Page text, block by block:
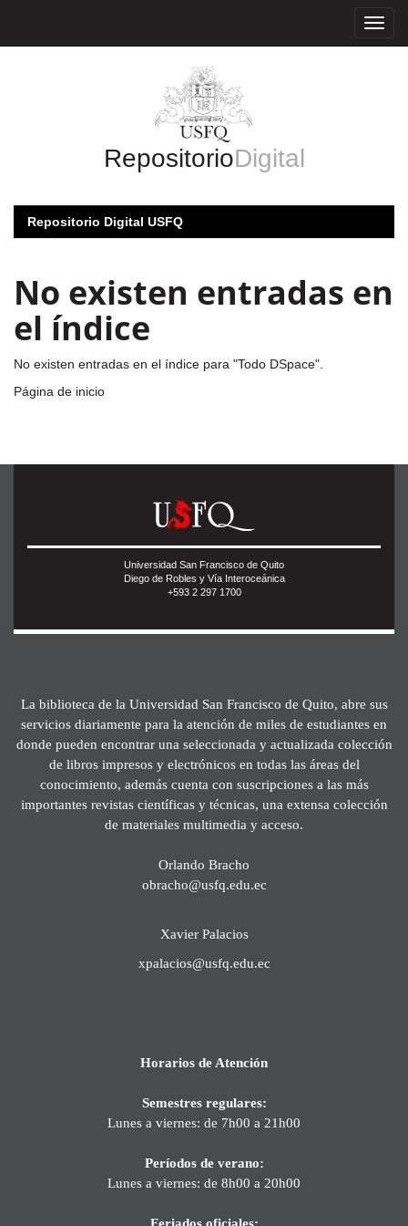
RepositorioDigital
Repositorio Digital USFQ
No existen entradas en
el índice
No existen entradas en el índice para "Todo DSpace".
Página de inicio
Universidad San Francisco de Quito
Diego de Robles y Vía Interoceánica
+593 2 297 1700
La biblioteca de la Universidad San Francisco de Quito, abre sus
servicios diariamente para la atención de miles de estudiantes en
donde pueden encontrar una seleccionada y actualizada colección
de libros impresos y electrónicos en todas las áreas del
conocimiento, además cuenta con suscripciones a las más
importantes revistas científicas y técnicas, una extensa colección
de materiales multimedia y acceso.
Orlando Bracho
obracho@usfq.edu.ec
Xavier Palacios
xpalacios@usfq.edu.ec
Horarios de Atención
Semestres regulares:
Lunes a viernes: de 7h00 a 21h00
Períodos de verano:
Lunes a viernes: de 8h00 a 20h00
Feriados oficiales: